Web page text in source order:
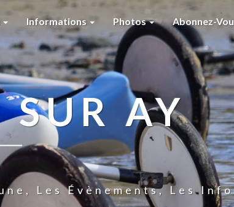
Informations Photos Abonnez-
SUR AY
Les Évènements, Les